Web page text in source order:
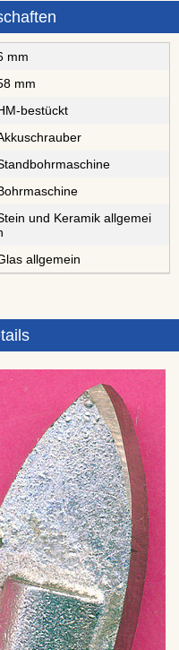
mm
mm
bestückt
und Keramik allgemei
allgemein